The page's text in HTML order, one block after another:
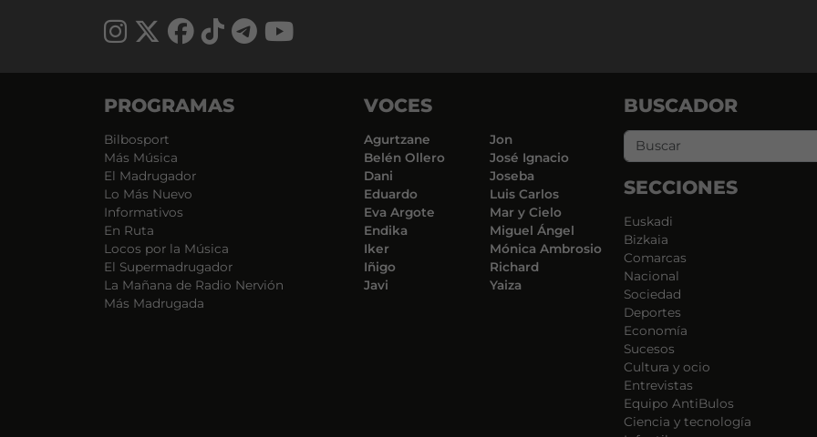
PROGRAMAS
Bilbosport
Más Música
El Madrugador
Lo Más Nuevo
Informativos
En Ruta
Locos por la Música
El Supermadrugador
La Mañana de Radio Nervión
Más Madrugada
VOCES
Agurtzane
Belén Ollero
Dani
Eduardo
Eva Argote
Endika
Iker
Iñigo
Javi
Jon
José Ignacio
Joseba
Luis Carlos
Mar y Cielo
Miguel Ángel
Mónica Ambrosio
Richard
Yaiza
BUSCADOR
SECCIONES
Euskadi
Bizkaia
Comarcas
Nacional
Sociedad
Deportes
Economía
Sucesos
Cultura y ocio
Entrevistas
Equipo AntiBulos
Ciencia y tecnología